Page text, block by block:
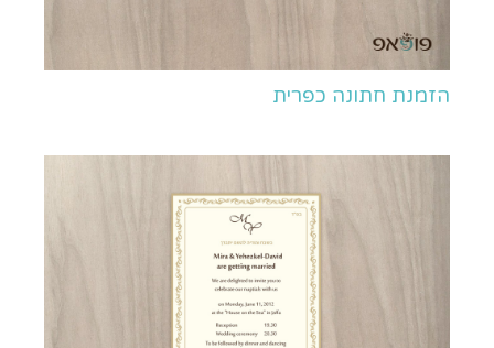
הזמנת חתונה כפרית